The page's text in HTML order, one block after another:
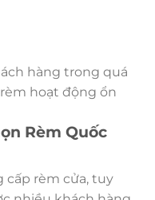
hàng trong quá
hoạt động ổn
Rèm Quốc
cấp rèm cửa, tuy